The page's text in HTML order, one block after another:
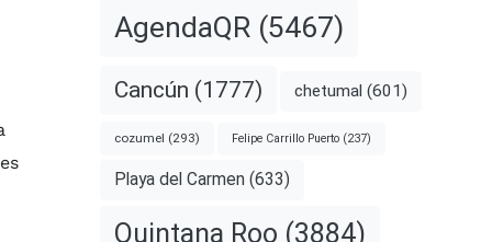
AgendaQR(5467)
Cancún (1777) chetumal (601)
cozumel (293) Felipe Carrillo Puerto(237)
Playa del Carmen (633)
Quintana Roo (3884)